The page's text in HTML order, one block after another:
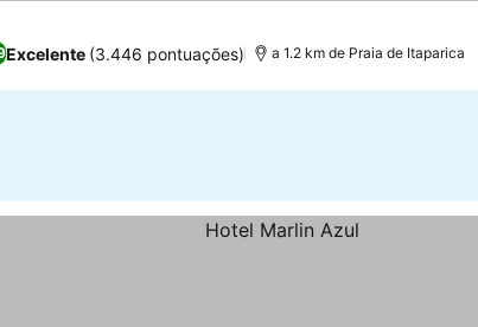
Excelente (3.446 pontuações) a 1.2 km de Praia de Itaparica